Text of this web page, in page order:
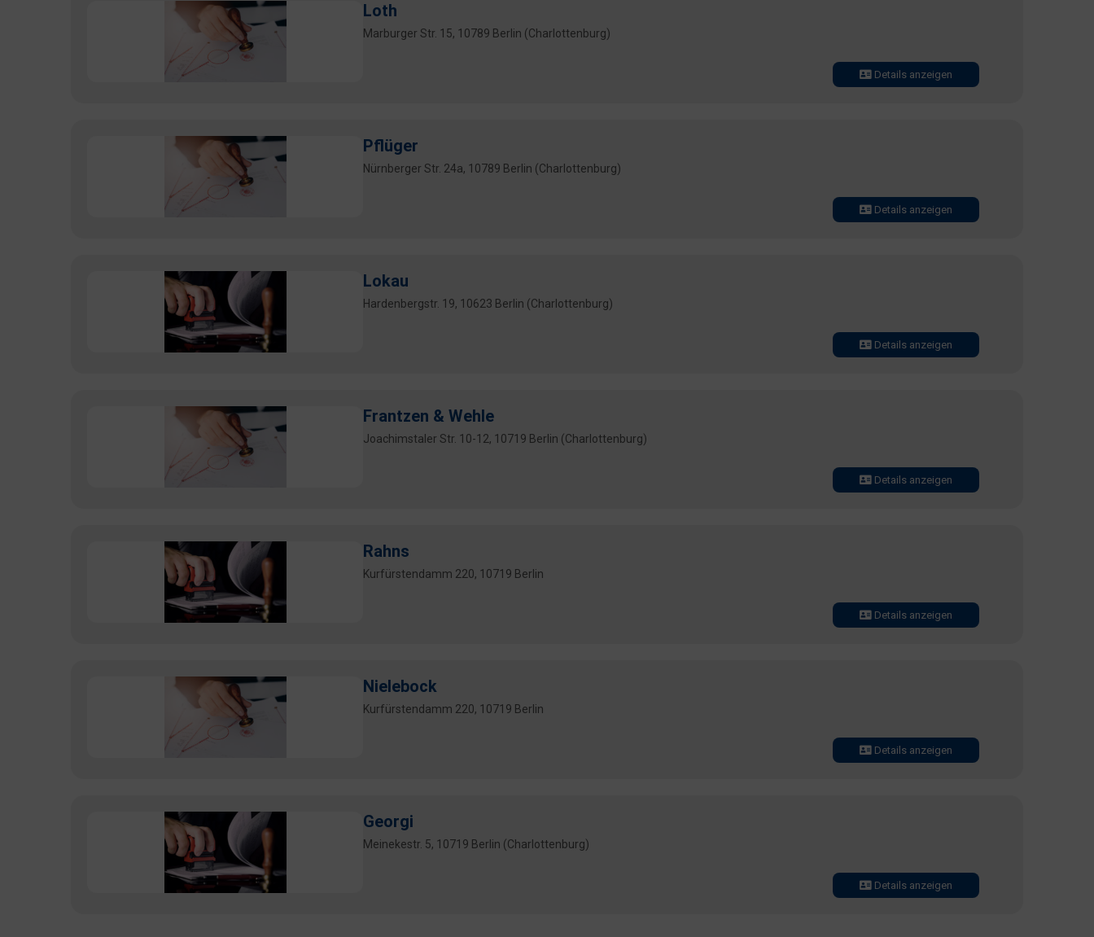
Loth
Marburger Str. 15, 10789 Berlin (Charlottenburg)
Details anzeigen
Pflüger
Nürnberger Str. 24a, 10789 Berlin (Charlottenburg)
Details anzeigen
Lokau
Hardenbergstr. 19, 10623 Berlin (Charlottenburg)
Details anzeigen
Frantzen & Wehle
Joachimstaler Str. 10-12, 10719 Berlin (Charlottenburg)
Details anzeigen
Rahns
Kurfürstendamm 220, 10719 Berlin
Details anzeigen
Nielebock
Kurfürstendamm 220, 10719 Berlin
Details anzeigen
Georgi
Meinekestr. 5, 10719 Berlin (Charlottenburg)
Details anzeigen